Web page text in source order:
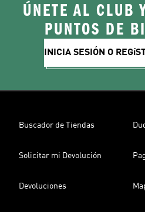
ÚNETE AL CLUB
PUNTOS DE
INICIA SESIÓN O
Buscador de Tiendas
Solicitar mi Devolución
Devoluciones